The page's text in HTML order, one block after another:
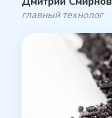
главный технолог